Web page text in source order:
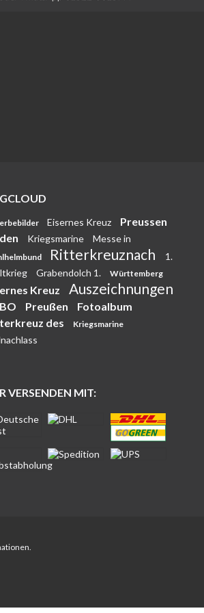
Eisernes Kreuz
Preussen
Kriegsmarine Messe in
Ritterkreuznach
1.
Grabendolch 1. Württemberg
Kreuz Auszeichnungen
Preußen
Fotoalbum
des
Kriegsmarine
VERSENDEN MIT: